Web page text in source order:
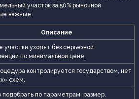
участок за 50% рыночной
важные:
Описание
участки уходят без серьезной
по минимальной цене.
контролируется государством, нет
схем.
по параметрам: размер,